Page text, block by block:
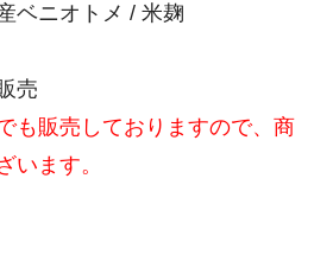
ベニオトメ / 米麹
売
も販売しておりますので、商
います。